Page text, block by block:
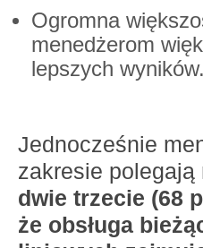
Ogromna
menedżerom
lepszych wyników.
Jednocześnie
zakresie polegają
dwie trzecie (68
że obsługa